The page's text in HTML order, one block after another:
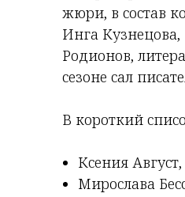
жюри, в состав
Инга
Родионов,
сезоне сал
В короткий
Ксения
Мирослава